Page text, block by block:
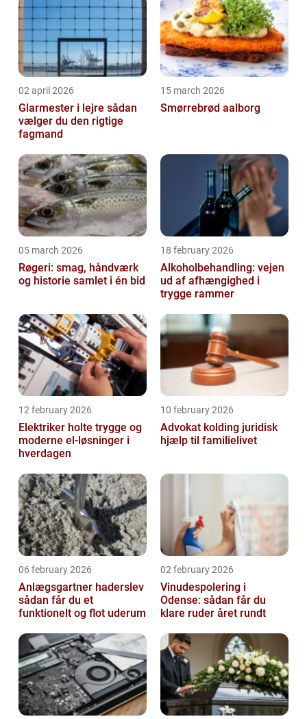
02 april 2026
Glarmester i lejre sådan
vælger du den rigtige
fagmand
15 march 2026
Smørrebrød aalborg
05 march 2026
Røgeri: smag, håndværk
og historie samlet i én bid
18 february 2026
Alkoholbehandling: vejen
ud af afhængighed i
trygge rammer
12 february 2026
Elektriker holte trygge og
moderne el-løsninger i
hverdagen
10 february 2026
Advokat kolding juridisk
hjælp til familielivet
06 february 2026
Anlægsgartner haderslev
sådan får du et
funktionelt og flot uderum
02 february 2026
Vinudespolering i
Odense: sådan får du
klare ruder året rundt